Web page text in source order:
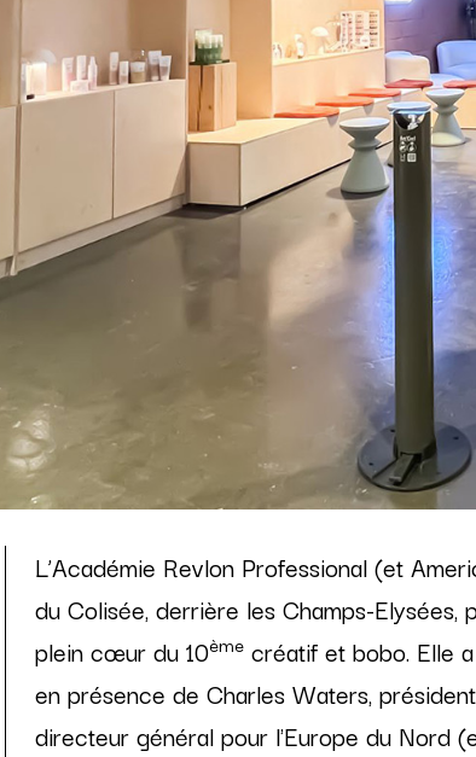
Collections
L’Académie Revlon Professional (et
du Colisée, derrière les Champs-Elysées,
plein cœur du 10èmecréatif et bobo. Elle
en présence de Charles Waters,
directeur général pour l'Europe du Nord